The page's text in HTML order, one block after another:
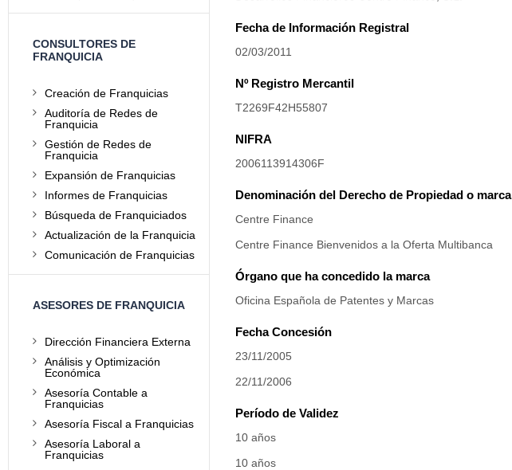
Fecha de Información Registral
02/03/2011
Nº Registro Mercantil
T2269F42H55807
NIFRA
2006113914306F
Denominación del Derecho de Propiedad o marca
Centre Finance
Centre Finance Bienvenidos a la Oferta Multibanca
Órgano que ha concedido la marca
Oficina Española de Patentes y Marcas
Fecha Concesión
23/11/2005
22/11/2006
Período de Validez
10 años
10 años
CONSULTORES DE
FRANQUICIA
Creación de Franquicias
Auditoría de Redes de
Franquicia
Gestión de Redes de
Franquicia
Expansión de Franquicias
Informes de Franquicias
Búsqueda de Franquiciados
Actualización de la Franquicia
Comunicación de Franquicias
ASESORES DE FRANQUICIA
Dirección Financiera Externa
Análisis y Optimización
Económica
Asesoría Contable a
Franquicias
Asesoría Fiscal a Franquicias
Asesoría Laboral a
Franquicias